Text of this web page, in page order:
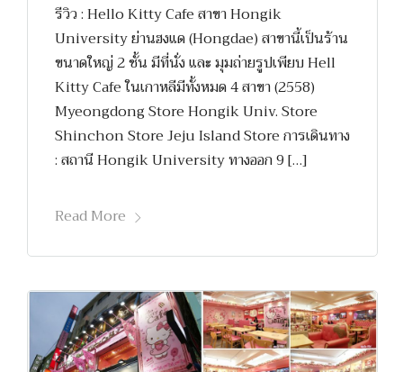
รีวิว : Hello Kitty Cafe สาขา Hongik
University ย่านฮงแด (Hongdae) สาขานี้เป็นร้าน
ขนาดใหญ่ 2 ชั้น มีที่นั่ง และ มุมถ่ายรูปเพียบ Hell
Kitty Cafe ในเกาหลีมีทั้งหมด 4 สาขา (2558)
Myeongdong Store Hongik Univ. Store
Shinchon Store Jeju Island Store การเดินทาง
: สถานี Hongik University ทางออก 9 […]
Read More